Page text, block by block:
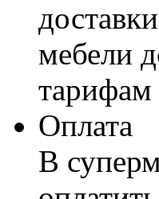
мебели
тарифам
Оплата
В